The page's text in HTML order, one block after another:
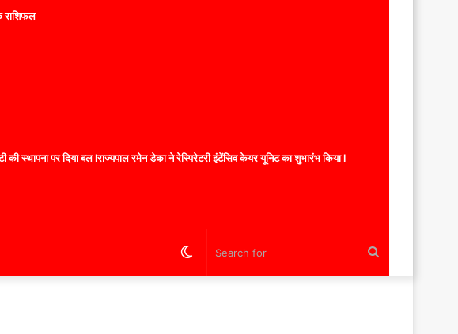
राशिफल
स्थापना पर दिया बल lराज्यपाल रमेन डेका ने रेस्पिरेटरी इंटेंसिव केयर यूनिट का शुभारंभ किया l
Switch